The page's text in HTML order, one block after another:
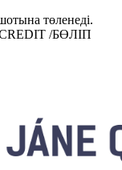
төленеді.
CREDIT /БӨЛІП